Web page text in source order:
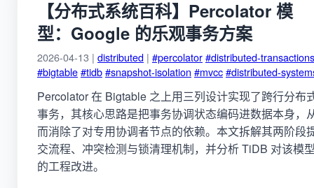
【分布式系统百科】Percolator 模
型：Google 的乐观事务方案
2026-04-13 | distributed | #percolator#distributed-transactions
#bigtable#tidb#snapshot-isolation #mvcc#distributed-
Percolator 在 Bigtable 之上用三列设计实现了跨行分布
事务，其核心思路是把事务协调状态编码进数据本身，
而消除了对专用协调者节点的依赖。本文拆解其两阶段
交流程、冲突检测与锁清理机制，并分析 TiDB 对该模
的工程改进。